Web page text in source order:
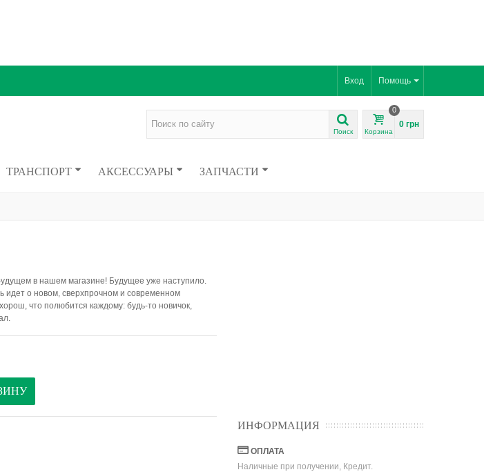
Помощь
Вход
Поиск Корзина
0
0 грн
ТРАНСПОРТ АКСЕССУАРЫ ЗАПЧАСТИ
в нашем магазине! Будущее уже наступило.
идет о новом, сверхпрочном и современном
что полюбится каждому: будь-то новичок,
ИНФОРМАЦИЯ
ОПЛАТА
Наличные при получении, Кредит.